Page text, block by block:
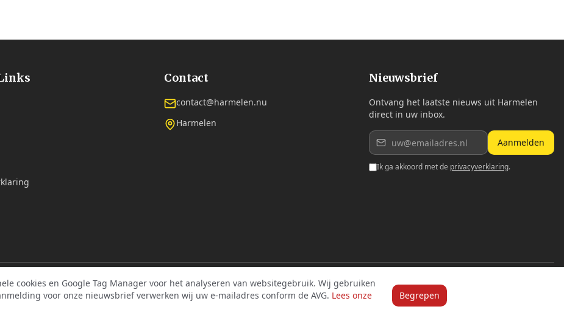
cookies en Google Tag Manager voor het analyseren van websitegebruik. Wij gebruiken
voor onze nieuwsbrief verwerken wij uw e-mailadres conform de AVG. Lees onze
Begrepen
Contact
contact@harmelen.nu
Harmelen
Nieuwsbrief
Ontvang het laatste nieuws uit Harmelen
direct in uw inbox.
Aanmelden
Ik ga akkoord met de privacyverklaring.
©2026Dorpsplatform Harmelen. Alle rechten voorbehouden.